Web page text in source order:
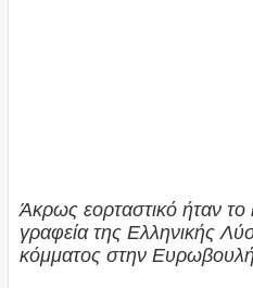
Άκρως εορταστικό ήταν
γραφεία της Ελληνικής
κόμματος στην